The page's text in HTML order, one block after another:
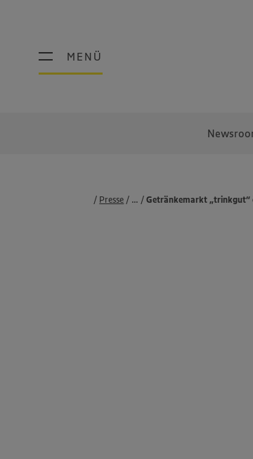
MENÜ
MENÜ
Presse Pressemeldungen
Getränkemarkt „trinkgut“
...